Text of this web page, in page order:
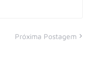
Próxima Postagem